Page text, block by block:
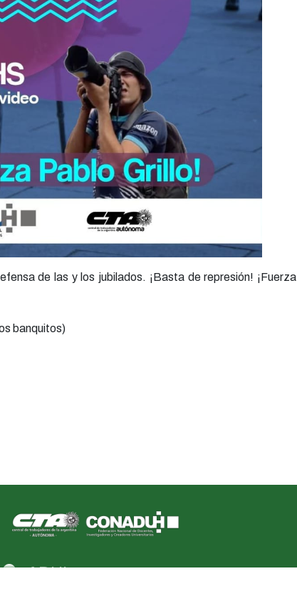
de las y los jubilados. ¡Basta de represión! ¡Fuerza
banquitos)
ADUL